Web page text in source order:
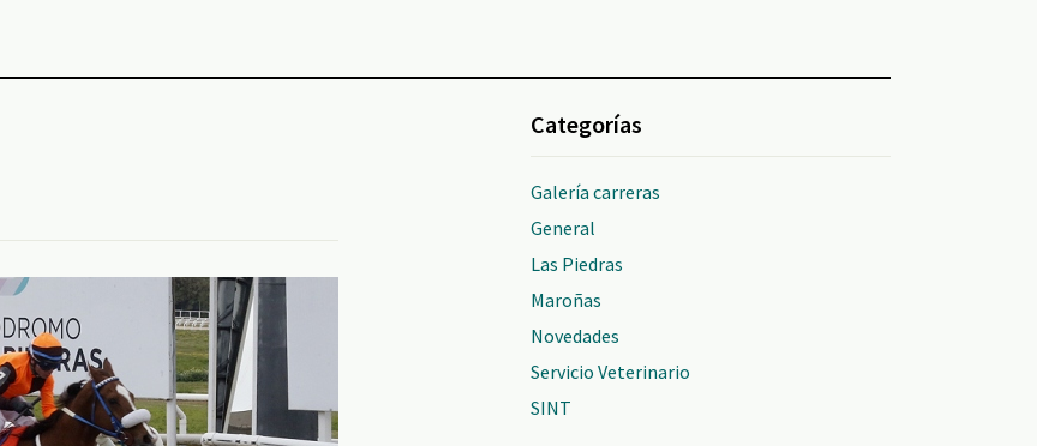
Categorías
Galería carreras
General
Las Piedras
Maroñas
Novedades
Servicio Veterinario
SINT